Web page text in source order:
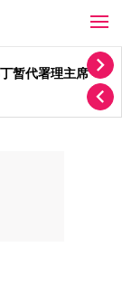
聪促政府交代